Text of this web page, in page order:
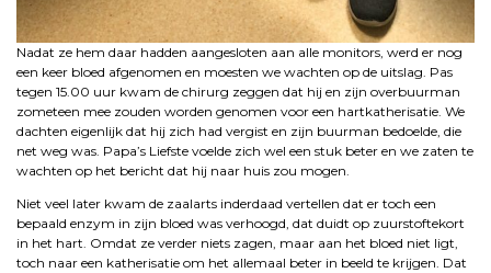
Nadat ze hem daar hadden aangesloten aan alle monitors, werd er nog
een keer bloed afgenomen en moesten we wachten op de uitslag. Pas
tegen 15.00 uur kwam de chirurg zeggen dat hij en zijn overbuurman
zometeen mee zouden worden genomen voor een hartkatherisatie. We
dachten eigenlijk dat hij zich had vergist en zijn buurman bedoelde, die
net weg was. Papa’s Liefste voelde zich wel een stuk beter en we zaten te
wachten op het bericht dat hij naar huis zou mogen.
Niet veel later kwam de zaalarts inderdaad vertellen dat er toch een
bepaald enzym in zijn bloed was verhoogd, dat duidt op zuurstoftekort
in het hart. Omdat ze verder niets zagen, maar aan het bloed niet ligt,
toch naar een katherisatie om het allemaal beter in beeld te krijgen. Dat